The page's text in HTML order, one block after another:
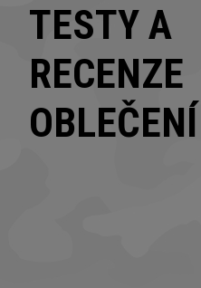
TESTY A
RECENZE
OBLEČENÍ